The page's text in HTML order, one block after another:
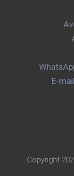
E-
Copyright